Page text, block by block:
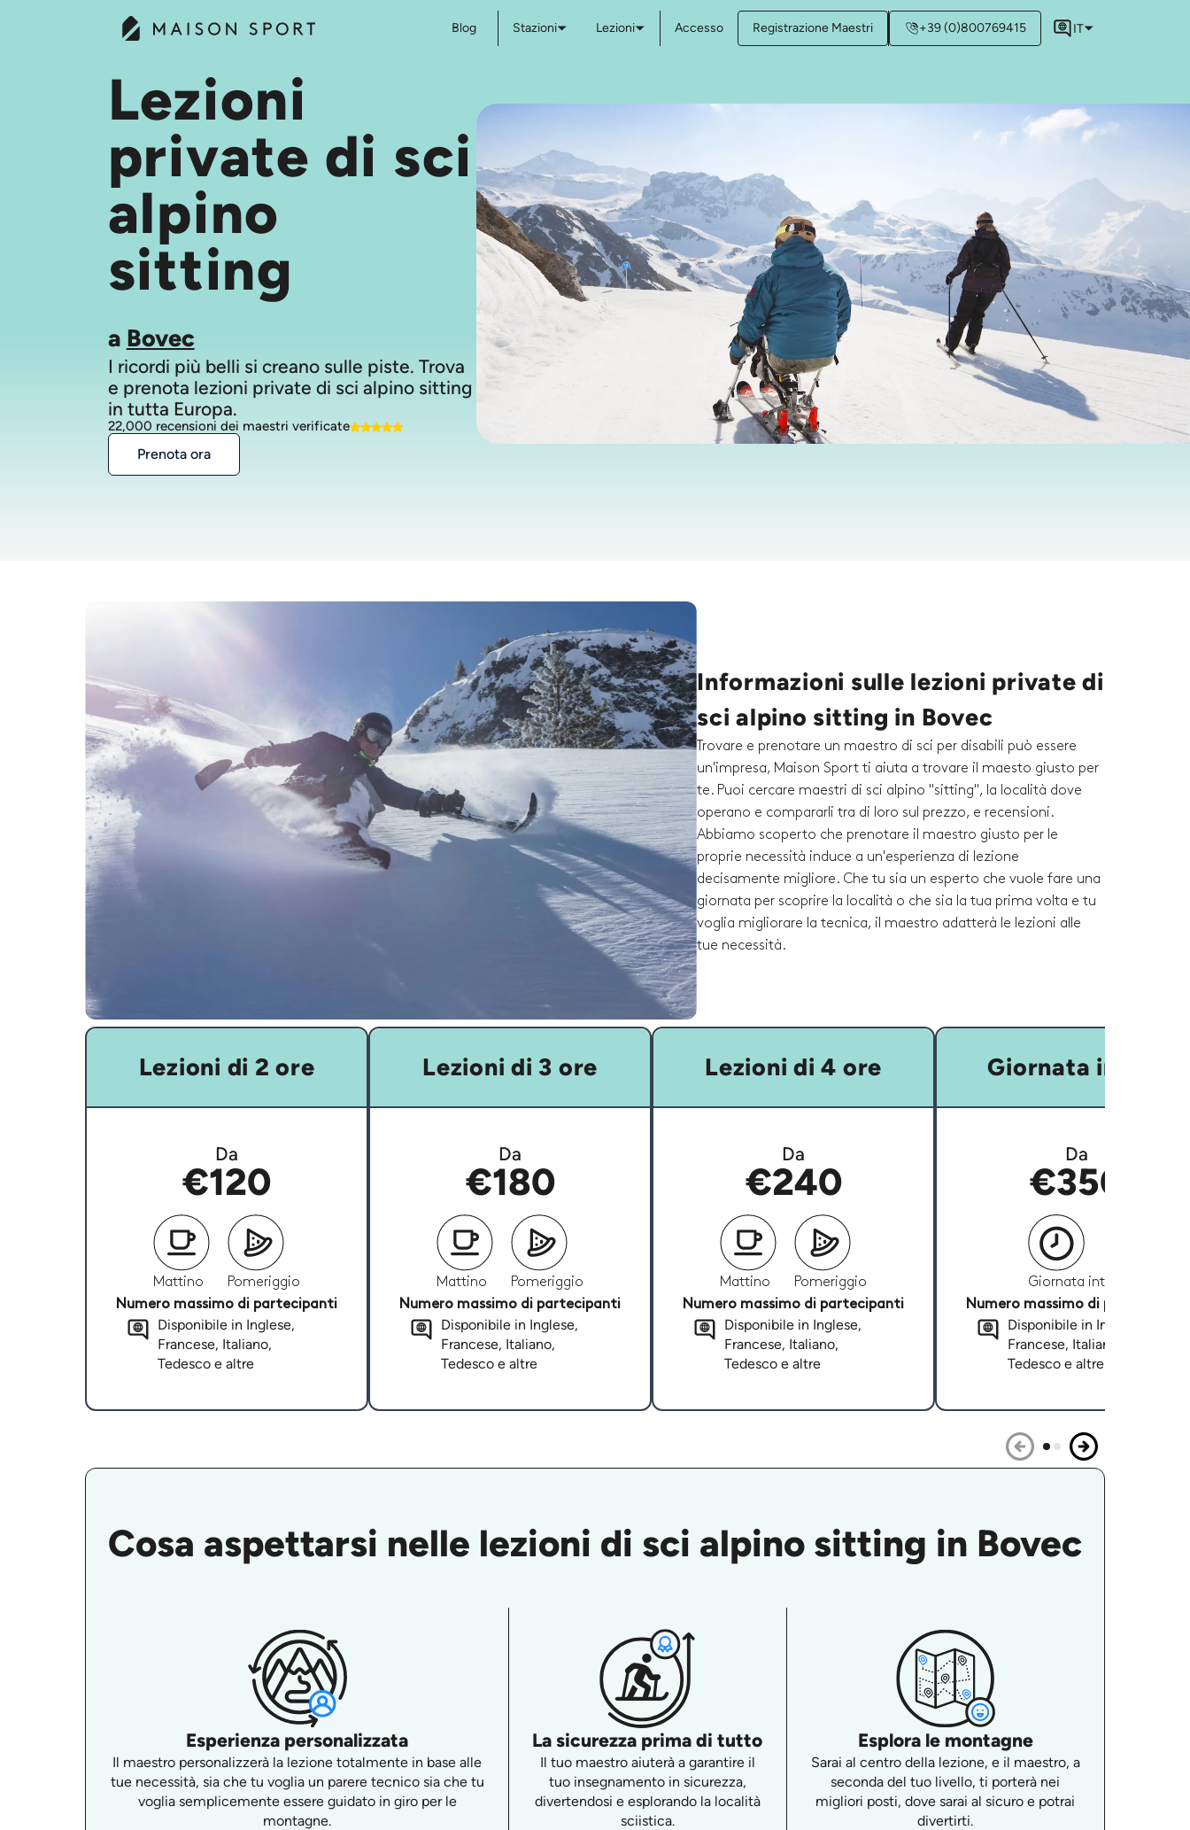
Blog Stazioni Lezioni Accesso Registrazione Maestri +39 (0)800769415 IT
Lezioni
private di sci
alpino
sitting
a Bovec
I ricordi più belli si creano sulle piste. Trova
e prenota lezioni private di sci alpino sitting
in tutta Europa.
22,000 recensioni dei maestri verificate
Prenota ora
Informazioni sulle lezioni private di
sci alpino sitting in Bovec
Trovare e prenotare un maestro di sci per disabili può essere
un'impresa, Maison Sport ti aiuta a trovare il maesto giusto per
te. Puoi cercare maestri di sci alpino "sitting", la località dove
operano e compararli tra di loro sul prezzo, e recensioni.
Abbiamo scoperto che prenotare il maestro giusto per le
proprie necessità induce a un'esperienza di lezione
decisamente migliore. Che tu sia un esperto che vuole fare una
giornata per scoprire la località o che sia la tua prima volta e tu
voglia migliorare la tecnica, il maestro adatterà le lezioni alle
tue necessità.
Lezioni di 2 ore
Da
€120
Mattino
Pomeriggio
Numero massimo di partecipanti
Disponibile in Inglese,
Francese, Italiano,
Tedesco e altre
Lezioni di 3 ore
Da
€180
Mattino
Pomeriggio
Numero massimo di partecipanti
Disponibile in Inglese,
Francese, Italiano,
Tedesco e altre
Lezioni di 4 ore
Da
€240
Mattino
Pomeriggio
Numero massimo di partecipanti
Disponibile in Inglese,
Francese, Italiano,
Tedesco e altre
Giornata intera
Da
€350
Giornata intera
Numero massimo di partecipanti
Disponibile in Inglese,
Francese, Italiano,
Tedesco e altre
Cosa aspettarsi nelle lezioni di sci alpino sitting in Bovec
Esperienza personalizzata
Il maestro personalizzerà la lezione totalmente in base alle
tue necessità, sia che tu voglia un parere tecnico sia che tu
voglia semplicemente essere guidato in giro per le
montagne.
La sicurezza prima di tutto
Il tuo maestro aiuterà a garantire il
tuo insegnamento in sicurezza,
divertendosi e esplorando la località
sciistica.
Esplora le montagne
Sarai al centro della lezione, e il maestro, a
seconda del tuo livello, ti porterà nei
migliori posti, dove sarai al sicuro e potrai
divertirti.